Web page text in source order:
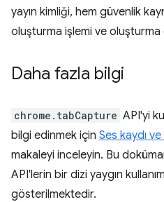
yayın kimliği, hem güvenlik
oluşturma işlemi ve oluşturma
Daha fazla bilgi
chrome.tabCapture API'yi
bilgi edinmek için Ses kaydı
makaleyi inceleyin. Bu
API'lerin bir dizi yaygın
gösterilmektedir.